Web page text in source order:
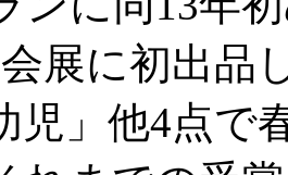
展に初出品
児」他4点